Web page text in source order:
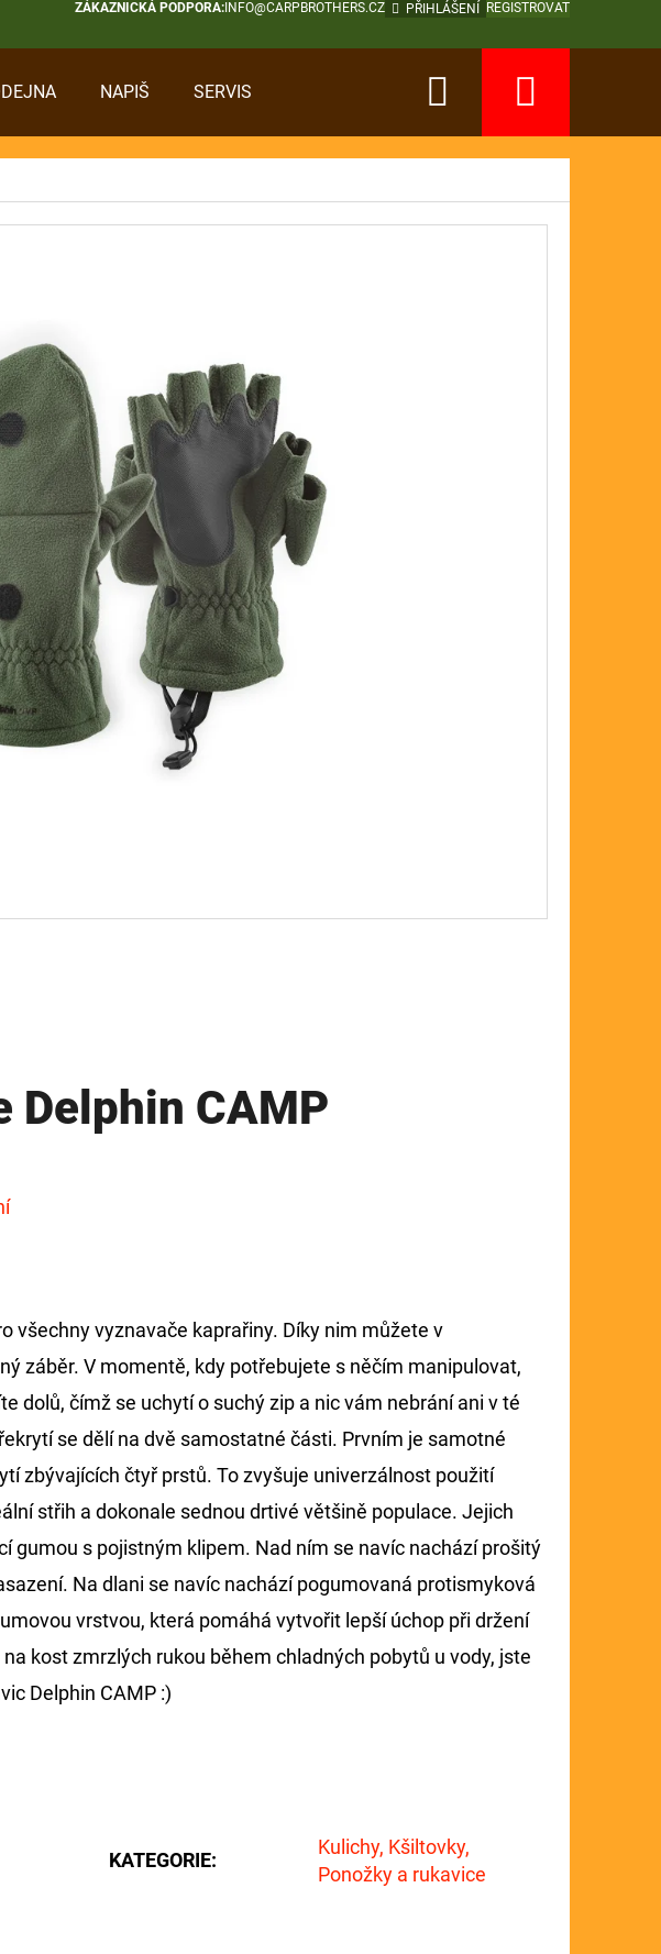
ZÁKAZNICKÁ PODPORA:INFO@CARPBROTHERS.CZ PŘIHLÁŠENÍ REGISTROVAT
NAPIŠ SERVIS Hledat
Delphin CAMP
všechny vyznavače kaprařiny. Díky nim můžete v
záběr. V momentě, kdy potřebujete s něčím manipulovat,
dolů, čímž se uchytí o suchý zip a nic vám nebrání ani v té
se dělí na dvě samostatné části. Prvním je samotné
zbývajících čtyř prstů. To zvyšuje univerzálnost použití
střih a dokonale sednou drtivé většině populace. Jejich
gumou s pojistným klipem. Nad ním se navíc nachází prošitý
Na dlani se navíc nachází pogumovaná protismyková
vrstvou, která pomáhá vytvořit lepší úchop při držení
kost zmrzlých rukou během chladných pobytů u vody, jste
Delphin CAMP :)
KATEGORIE:
Kulichy, Kšiltovky,
Ponožky a rukavice
FOX CARP SUB FLOAT
202 Kč
Původně:
225 Kč